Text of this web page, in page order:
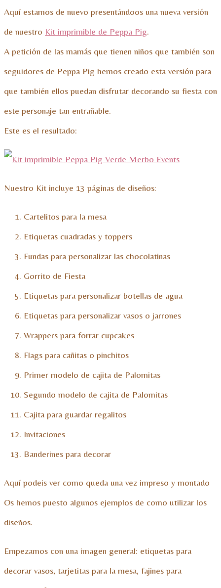
Aquí estamos de nuevo presentándoos una nueva versión
de nuestro Kit imprimible de Peppa Pig.
A petición de las mamás que tienen niños que también son
seguidores de Peppa Pig hemos creado esta versión para
que también ellos puedan disfrutar decorando su fiesta con
este personaje tan entrañable.
Este es el resultado:
Nuestro Kit incluye 13 páginas de diseños:
Cartelitos para la mesa
Etiquetas cuadradas y toppers
Fundas para personalizar las chocolatinas
Gorrito de Fiesta
Etiquetas para personalizar botellas de agua
Etiquetas para personalizar vasos o jarrones
Wrappers para forrar cupcakes
Flags para cañitas o pinchitos
Primer modelo de cajita de Palomitas
Segundo modelo de cajita de Palomitas
Cajita para guardar regalitos
Invitaciones
Banderines para decorar
Aquí podeis ver como queda una vez impreso y montado
Os hemos puesto algunos ejemplos de como utilizar los
diseños.
Empezamos con una imagen general: etiquetas para
decorar vasos, tarjetitas para la mesa, fajines para